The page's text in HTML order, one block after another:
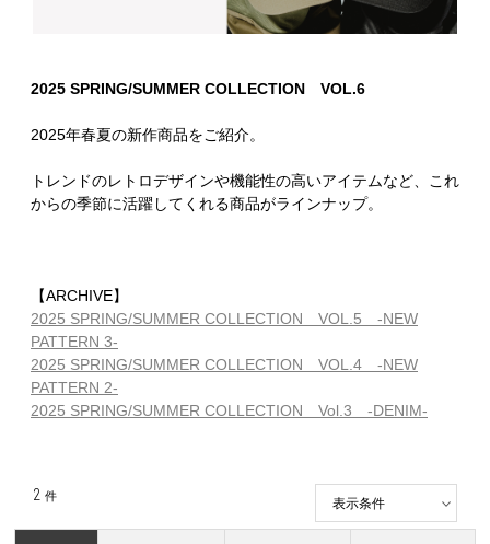
2025 SPRING/SUMMER COLLECTION VOL.6
2025年春夏の新作商品をご紹介。
トレンドのレトロデザインや機能性の高いアイテムなど、これ
からの季節に活躍してくれる商品がラインナップ。
【ARCHIVE】
2025 SPRING/SUMMER COLLECTION VOL.5 -NEW
PATTERN 3-
2025 SPRING/SUMMER COLLECTION VOL.4 -NEW
PATTERN 2-
2025 SPRING/SUMMER COLLECTION Vol.3 -DENIM-
2 件 表示条件